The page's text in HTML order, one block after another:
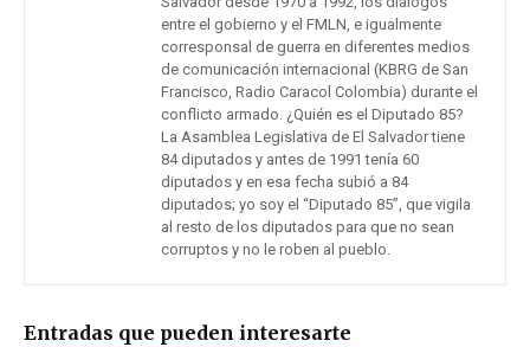
entre el gobierno y el FMLN, e igualmente
corresponsal de guerra en diferentes medios
de comunicación internacional (KBRG de San
Francisco, Radio Caracol Colombia) durante el
conflicto armado. ¿Quién es el Diputado 85?
La Asamblea Legislativa de El Salvador tiene
84 diputados y antes de 1991 tenía 60
diputados y en esa fecha subió a 84
diputados; yo soy el “Diputado 85”, que vigila
al resto de los diputados para que no sean
corruptos y no le roben al pueblo.
Entradas que pueden interesarte